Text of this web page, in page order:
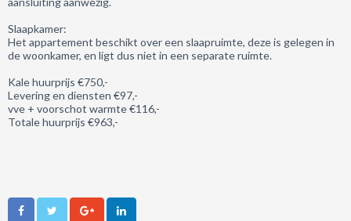
Slaapkamer:
Het appartement beschikt over een slaapruimte, deze is gelegen in
de woonkamer, en ligt dus niet in een separate ruimte.
Kale huurprijs €750,-
Levering en diensten €97,-
vve + voorschot warmte €116,-
Totale huurprijs €963,-